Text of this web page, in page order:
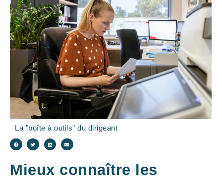
La "boîte à outils" du dirigeant
Mieux connaître les